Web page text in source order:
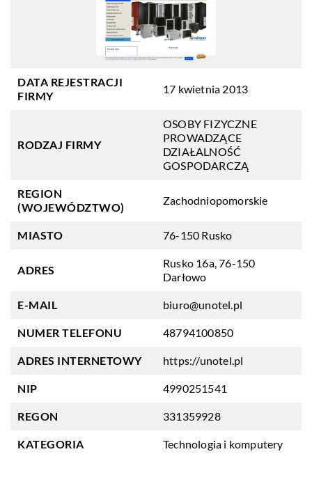
DATA REJESTRACJI
FIRMY
17 kwietnia 2013
RODZAJ FIRMY
OSOBY FIZYCZNE
PROWADZĄCE
DZIAŁALNOŚĆ
GOSPODARCZĄ
REGION
(WOJEWÓDZTWO)
Zachodniopomorskie
MIASTO 76-150 Rusko
ADRES
Rusko 16a, 76-150
Darłowo
E-MAIL biuro@unotel.pl
NUMER TELEFONU 48794100850
ADRES INTERNETOWY https://unotel.pl
NIP 4990251541
REGON 331359928
KATEGORIA Technologia i komputery